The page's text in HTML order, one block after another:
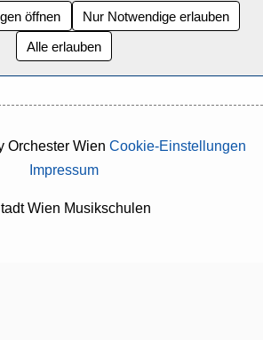
öffnen
Nur Notwendige erlauben
Alle erlauben
Orchester Wien Cookie-Einstellungen
Impressum